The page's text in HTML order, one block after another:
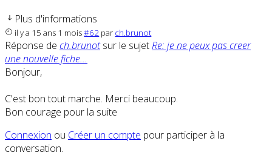
Plus d'informations
il y a 15 ans 1 mois#62 par ch.brunot
Réponse de ch.brunotsur le sujetRe: je ne peux pas creer
une nouvelle fiche...
Bonjour,
C'est bon tout marche. Merci beaucoup.
Bon courage pour la suite
Connexion ou Créer un compte pour participer à la
conversation.